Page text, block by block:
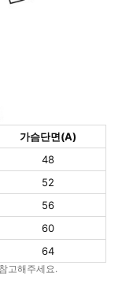
가슴단면(A)
48
52
56
60
64
고해주세요.